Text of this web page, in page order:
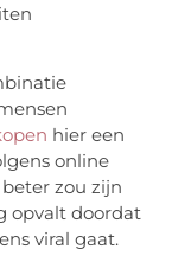
hier een
online
zou zijn
opvalt doordat
viral gaat.